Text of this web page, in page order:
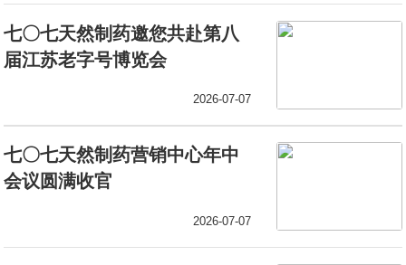
七〇七天然制药邀您共赴第八
届江苏老字号博览会
2026-07-07
七〇七天然制药营销中心年中
会议圆满收官
2026-07-07